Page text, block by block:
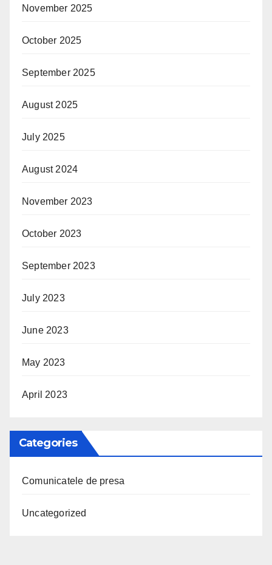
November 2025
October 2025
September 2025
August 2025
July 2025
August 2024
November 2023
October 2023
September 2023
July 2023
June 2023
May 2023
April 2023
Categories
Comunicatele de presa
Uncategorized